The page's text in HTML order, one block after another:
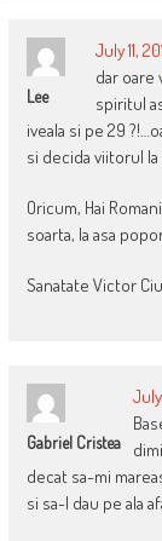
Lee
July 11,
dar oare
spiritul
iveala si pe 29
si decida viitorul
Oricum, Hai
soarta, la asa
Sanatate Victor
Gabriel Cristea
July
decat sa-mi
si sa-l dau pe ala